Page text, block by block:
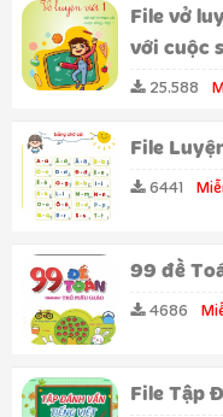
File vở
với cuộc
25.588
File
6441
99 đề
4686
File Tập